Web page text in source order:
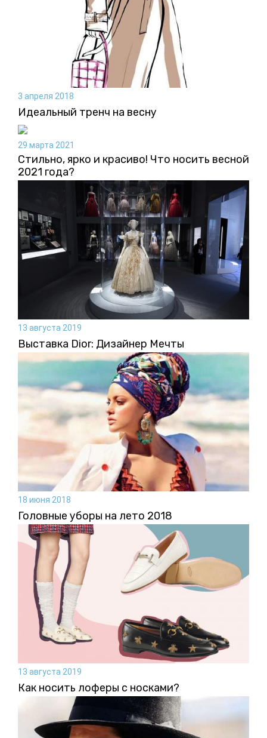
3 апреля 2018
Идеальный тренч на весну
29 марта 2021
Стильно, ярко и красиво! Что носить весной
2021 года?
13 августа 2019
Выставка Dior: Дизайнер Мечты
18 июня 2018
Головные уборы на лето 2018
13 августа 2019
Как носить лоферы с носками?